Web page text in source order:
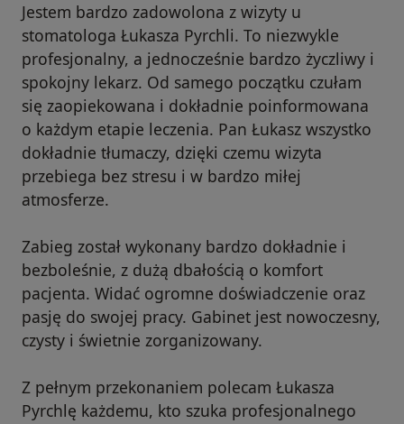
Jestem bardzo zadowolona z wizyty u
stomatologa Łukasza Pyrchli. To niezwykle
profesjonalny, a jednocześnie bardzo życzliwy i
spokojny lekarz. Od samego początku czułam
się zaopiekowana i dokładnie poinformowana
o każdym etapie leczenia. Pan Łukasz wszystko
dokładnie tłumaczy, dzięki czemu wizyta
przebiega bez stresu i w bardzo miłej
atmosferze.
Zabieg został wykonany bardzo dokładnie i
bezboleśnie, z dużą dbałością o komfort
pacjenta. Widać ogromne doświadczenie oraz
pasję do swojej pracy. Gabinet jest nowoczesny,
czysty i świetnie zorganizowany.
Z pełnym przekonaniem polecam Łukasza
Pyrchlę każdemu, kto szuka profesjonalnego